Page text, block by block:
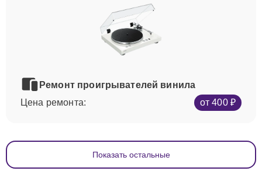
Ремонт проигрывателей винила
Цена ремонта:
от 400 ₽
Показать остальные